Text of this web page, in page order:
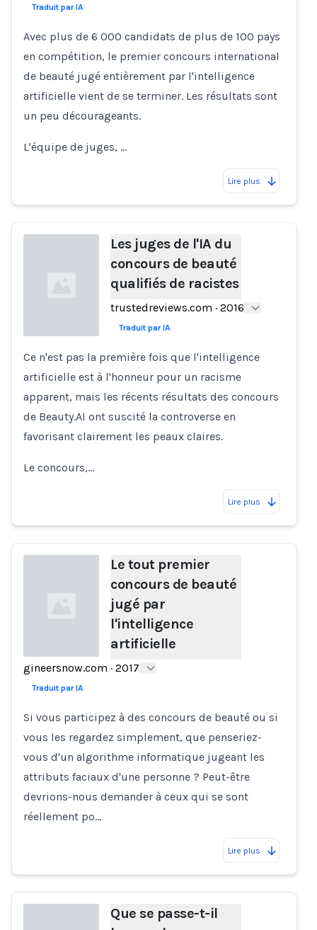
Traduit par IA
Avec plus de 6 000 candidats de plus de 100 pays
en compétition, le premier concours international
de beauté jugé entièrement par l'intelligence
artificielle vient de se terminer. Les résultats sont
un peu décourageants.
L'équipe de juges, …
Lire plus
Loading...
Les juges de l'IA du
concours de beauté
qualifiés de racistes
trustedreviews.com · 2016
Traduit par IA
Ce n'est pas la première fois que l'intelligence
artificielle est à l'honneur pour un racisme
apparent, mais les récents résultats des concours
de Beauty.AI ont suscité la controverse en
favorisant clairement les peaux claires.
Le concours,…
Lire plus
Loading...
Le tout premier
concours de beauté
jugé par
l'intelligence
artificielle
gineersnow.com · 2017
Traduit par IA
Si vous participez à des concours de beauté ou si
vous les regardez simplement, que penseriez-
vous d'un algorithme informatique jugeant les
attributs faciaux d'une personne ? Peut-être
devrions-nous demander à ceux qui se sont
réellement po…
Lire plus
Que se passe-t-il